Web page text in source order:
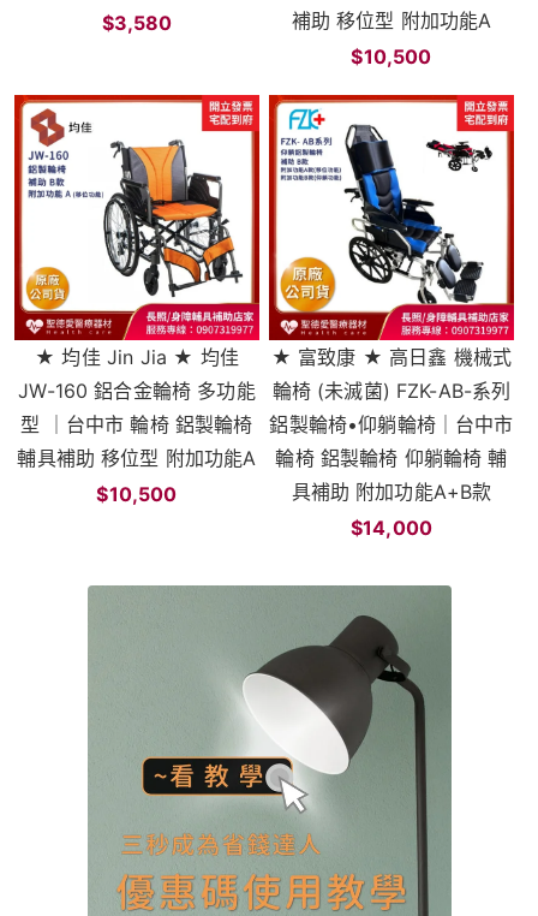
$3,580
補助 移位型 附加功能A
$10,500
★ 均佳 Jin Jia ★ 均佳
JW-160 鋁合金輪椅 多功能
型 ｜台中市 輪椅 鋁製輪椅
輔具補助 移位型 附加功能A
$10,500
★ 富致康 ★ 高日鑫 機械式
輪椅 (未滅菌) FZK-AB-系列
鋁製輪椅•仰躺輪椅｜台中市
輪椅 鋁製輪椅 仰躺輪椅 輔
具補助 附加功能A+B款
$14,000